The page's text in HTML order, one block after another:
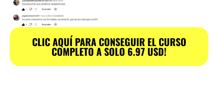
CLIC AQUÍ PARA CONSEGUIR EL CURSO
COMPLETO A SOLO 6.97 USD!